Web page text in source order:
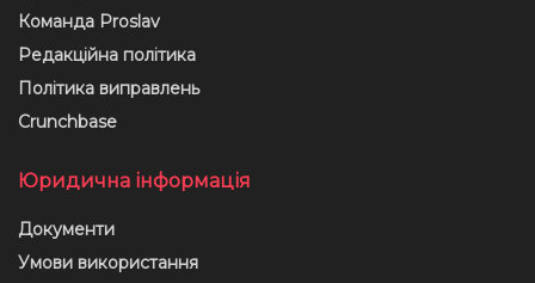
Команда Proslav
Редакційна політика
Політика виправлень
Crunchbase
Юридична інформація
Документи
Умови використання